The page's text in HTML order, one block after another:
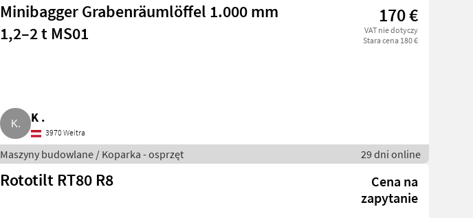
Minibagger Grabenräumlöffel 1.000 mm
1,2–2 t MS01
170 €
VAT nie dotyczy
Stara cena 180 €
K .
3970 Weitra
Maszyny budowlane / Koparka - osprzęt 29 dni online
Rototilt RT80 R8
Cena na
zapytanie